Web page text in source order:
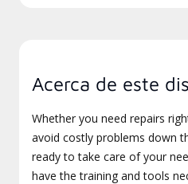
Acerca de este
Whether you need repairs
avoid costly problems down
ready to take care of your
have the training and tools